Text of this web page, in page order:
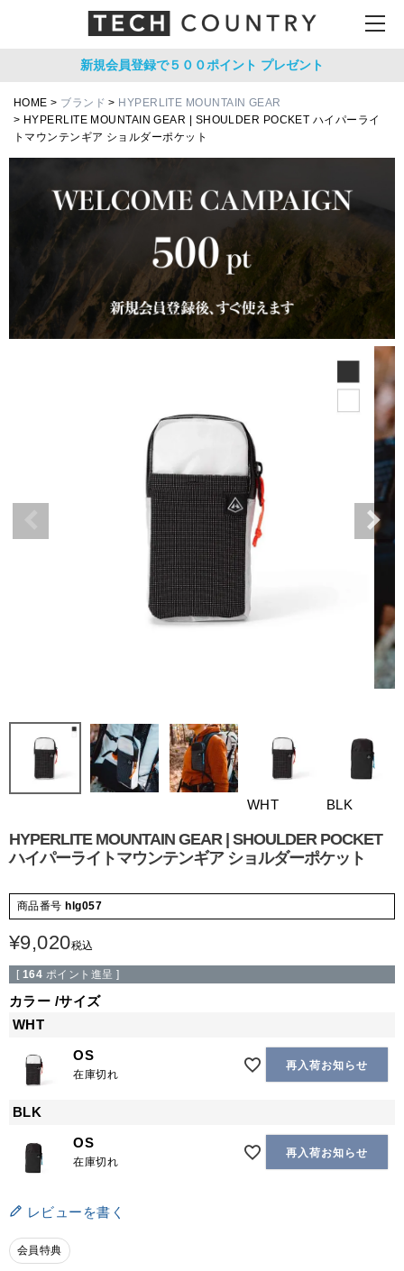
新規会員登録で５００ポイント プレゼント
HOME ブランド
HYPERLITE MOUNTAIN GEAR
HYPERLITE MOUNTAIN GEAR | SHOULDER POCKET ハイパーライ
トマウンテンギア ショルダーポケット
WHT BLK
HYPERLITE MOUNTAIN GEAR | SHOULDER POCKET
ハイパーライトマウンテンギア ショルダーポケット
商品番号 hlg057
¥9,020税込
[ 164 ポイント進呈 ]
カラー サイズ
WHT
OS
在庫切れ
再入荷お知らせ
BLK
OS
在庫切れ
再入荷お知らせ
レビューを書く
会員特典